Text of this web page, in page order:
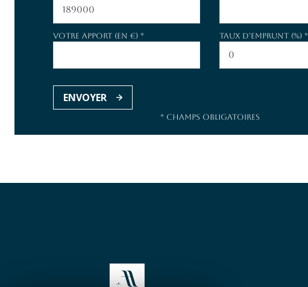
Votre apport (en €) * Taux d'emprunt (%) *
ENVOYER
* Champs obligatoires